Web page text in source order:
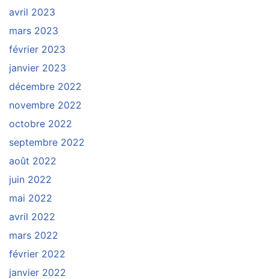
avril 2023
mars 2023
février 2023
janvier 2023
décembre 2022
novembre 2022
octobre 2022
septembre 2022
août 2022
juin 2022
mai 2022
avril 2022
mars 2022
février 2022
janvier 2022